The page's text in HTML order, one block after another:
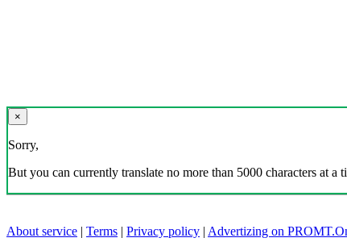
×
Sorry,
But you can currently translate no more than 5000 characters at a
About service | Terms | Privacy policy | Advertizing on